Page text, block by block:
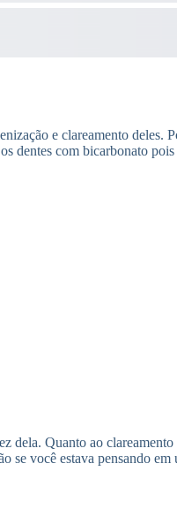
e clareamento deles.
dentes com bicarbonato
dela. Quanto ao
se você estava pensando